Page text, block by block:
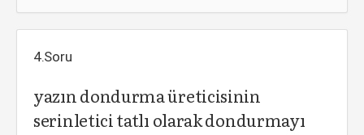
4.Soru
yazın dondurma üreticisinin
serinletici tatlı olarak dondurmayı